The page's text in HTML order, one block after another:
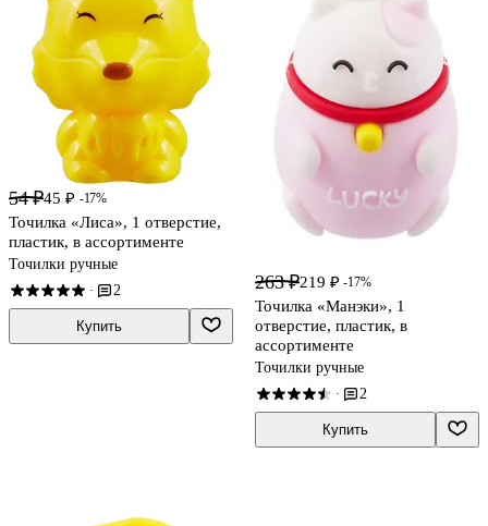
54 ₽45 ₽ -17%
Точилка «Лиса», 1 отверстие,
пластик, в ассортименте
Точилки ручные
· 2
Купить
263 ₽219 ₽ -17%
Точилка «Манэки», 1
отверстие, пластик, в
ассортименте
Точилки ручные
· 2
Купить